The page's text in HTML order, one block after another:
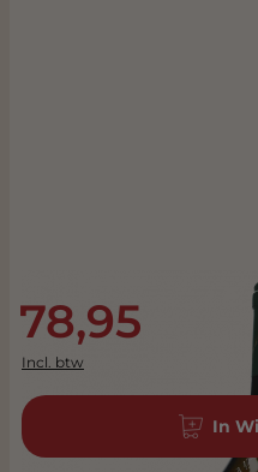
78,95
Incl. btw
In